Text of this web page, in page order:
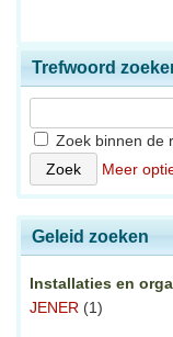
Trefwoord
Zoek binnen de
Meer
Geleid zoeken
Installaties en
JENER (1)